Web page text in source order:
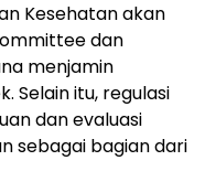
Kesehatan akan
dan
menjamin
Selain itu, regulasi
dan evaluasi
sebagai bagian dari